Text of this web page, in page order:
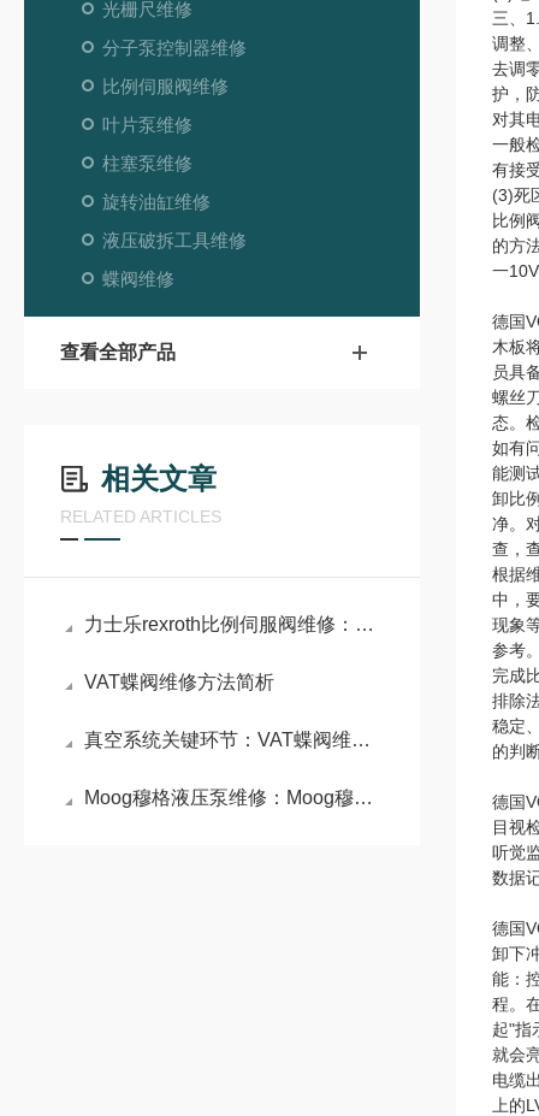
光栅尺维修
分子泵控制器维修
比例伺服阀维修
叶片泵维修
柱塞泵维修
旋转油缸维修
液压破拆工具维修
蝶阀维修
查看全部产品
相关文章
RELATED ARTICLES
力士乐rexroth比例伺服阀维修：比例伺服阀精准控制的液压利器
VAT蝶阀维修方法简析
真空系统关键环节：VAT蝶阀维修原理与密封性能重构技术
Moog穆格液压泵维修：Moog穆格液压泵高性能与精密控制的代表
三、
调整
去调
护，
对其
一般
有接
(3)死
比例
的方
一
德国
木板
员具
螺丝
态。
如有
能测
卸比
净。
查，
根据
中，
现象
参考
完成
排除
稳定
的判
德国
目视
听觉
数据
德国
卸下
能：
程。
起"指
就会
电缆
上的